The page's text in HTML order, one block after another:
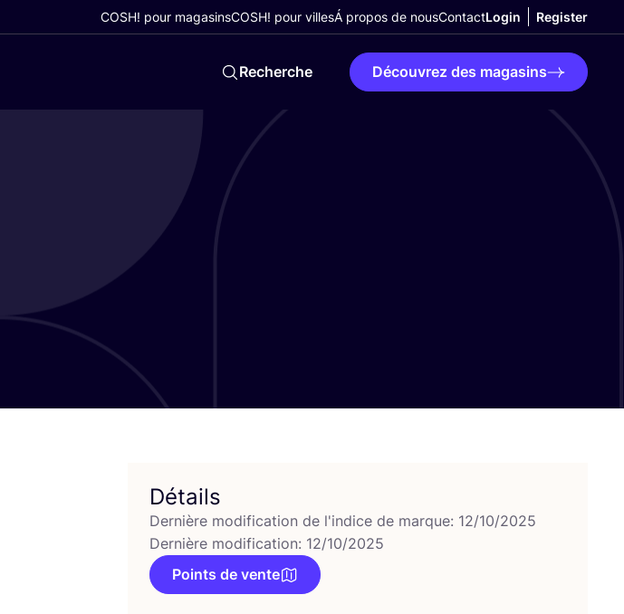
COSH! pour magasinsCOSH! pour villesÁ propos de nousContactLogin Register
Recherche Découvrez des magasins
Détails
Dernière modification de l'indice de marque: 12/10/2025
Dernière modification: 12/10/2025
Points de vente